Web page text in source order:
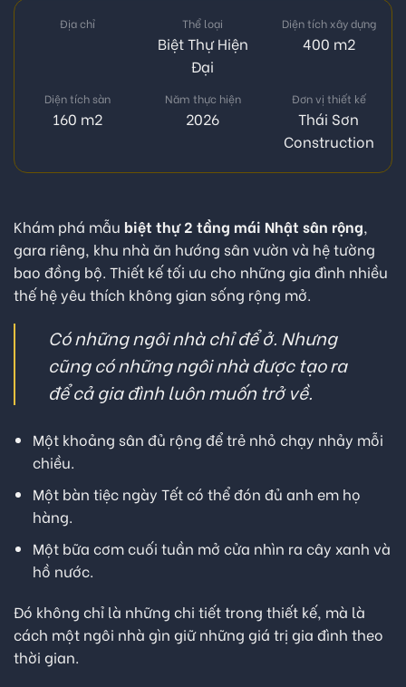
Địa chỉ Thể loại
Biệt Thự Hiện
Đại
Diện tích xây dựng
400 m2
Diện tích sàn
160 m2
Năm thực hiện
2026
Đơn vị thiết kế
Thái Sơn
Construction
Khám phá mẫu biệt thự 2 tầng mái Nhật sân rộng,
gara riêng, khu nhà ăn hướng sân vườn và hệ tường
bao đồng bộ. Thiết kế tối ưu cho những gia đình nhiều
thế hệ yêu thích không gian sống rộng mở.
Có những ngôi nhà chỉ để ở. Nhưng
cũng có những ngôi nhà được tạo ra
để cả gia đình luôn muốn trở về.
Một khoảng sân đủ rộng để trẻ nhỏ chạy nhảy mỗi
chiều.
Một bàn tiệc ngày Tết có thể đón đủ anh em họ
hàng.
Một bữa cơm cuối tuần mở cửa nhìn ra cây xanh và
hồ nước.
Đó không chỉ là những chi tiết trong thiết kế, mà là
cách một ngôi nhà gìn giữ những giá trị gia đình theo
thời gian.